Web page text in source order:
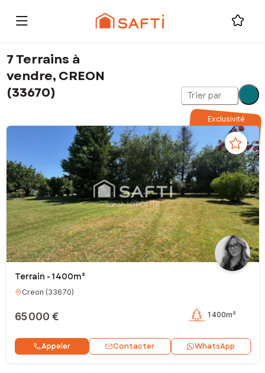
7 Terrains à
vendre, CREON
(33670)
Trier par
Exclusivité
Terrain - 1 400m²
Creon (33670)
65 000 € 1 400m²
Appeler Contacter WhatsApp